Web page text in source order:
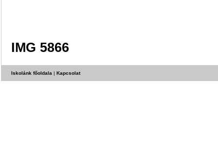
IMG 5866
Iskolánk főoldala | Kapcsolat